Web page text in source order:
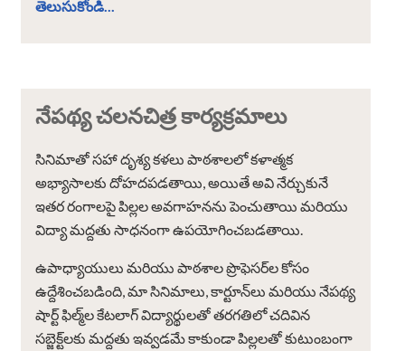
తెలుసుకోండి...
నేపథ్య చలనచిత్ర కార్యక్రమాలు
సినిమాతో సహా దృశ్య కళలు పాఠశాలలో కళాత్మక
అభ్యాసాలకు దోహదపడతాయి, అయితే అవి నేర్చుకునే
ఇతర రంగాలపై పిల్లల అవగాహనను పెంచుతాయి మరియు
విద్యా మద్దతు సాధనంగా ఉపయోగించబడతాయి.
ఉపాధ్యాయులు మరియు పాఠశాల ప్రొఫెసర్‌ల కోసం
ఉద్దేశించబడింది, మా సినిమాలు, కార్టూన్‌లు మరియు నేపథ్య
షార్ట్ ఫిల్మ్‌ల కేటలాగ్ విద్యార్థులతో తరగతిలో చదివిన
సబ్జెక్ట్‌లకు మద్దతు ఇవ్వడమే కాకుండా పిల్లలతో కుటుంబంగా